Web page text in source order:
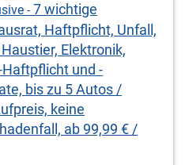
-7 wichtige
Haft­pflicht, Unfall,
Elektronik,
Haft­pflicht und -
bis zu 5 Autos /
keine
ab 99,99 € /